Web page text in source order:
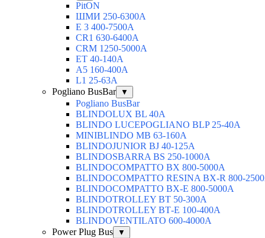
PitON
ШМИ 250-6300А
Е 3 400-7500А
CR1 630-6400А
CRM 1250-5000А
ЕТ 40-140А
А5 160-400А
L1 25-63А
Pogliano BusBar
▼
Pogliano BusBar
BLINDOLUX BL 40А
BLINDO LUCEPOGLIANO BLP 25-40А
MINIBLINDO MB 63-160А
BLINDOJUNIOR BJ 40-125А
BLINDOSBARRA BS 250-1000А
BLINDOCOMPATTO BX 800-5000А
BLINDOCOMPATTO RESINA BX-R 800-
BLINDOCOMPATTO BX-Е 800-5000А
BLINDOTROLLEY ВТ 50-300А
BLINDOTROLLEY ВТ-Е 100-400А
BLINDOVENTILATO 600-4000А
Power Plug Bus
▼